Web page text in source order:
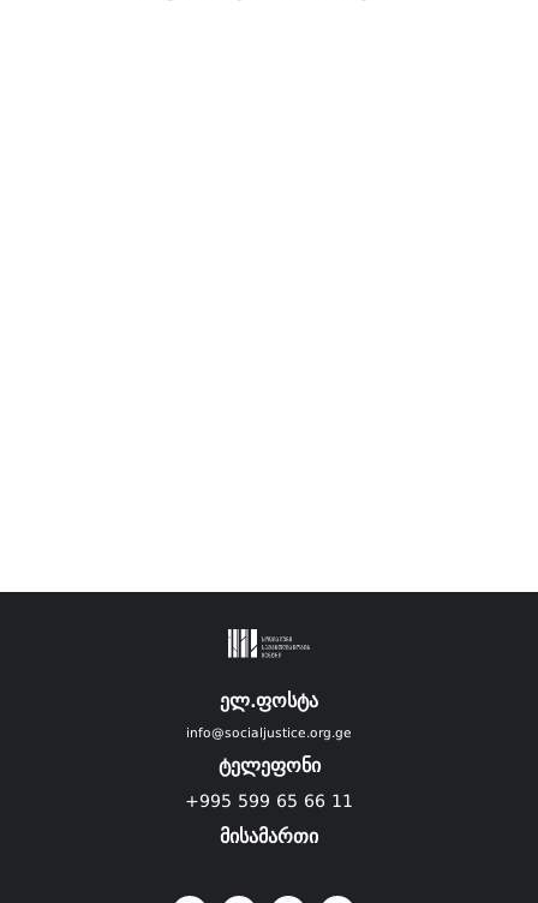
ელ.ფოსტა
info@socialjustice.org.ge
ტელეფონი
+995 599 65 66 11
მისამართი